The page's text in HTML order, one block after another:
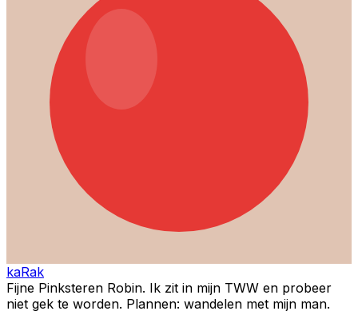
kaRak
Fijne Pinksteren Robin. Ik zit in mijn TWW en probeer
niet gek te worden. Plannen: wandelen met mijn man.